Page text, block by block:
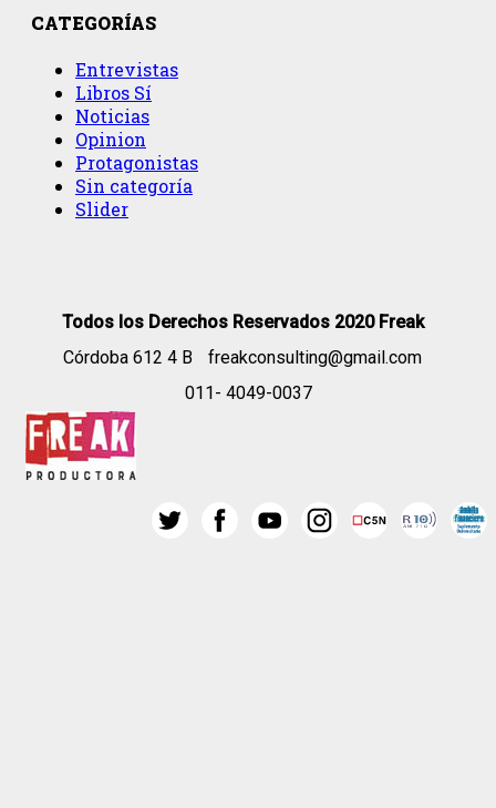
CATEGORÍAS
Entrevistas
Libros Sí
Noticias
Opinion
Protagonistas
Sin categoría
Slider
Todos los Derechos Reservados 2020 Freak
Córdoba 612 4 B
freakconsulting@gmail.com
011- 4049-0037